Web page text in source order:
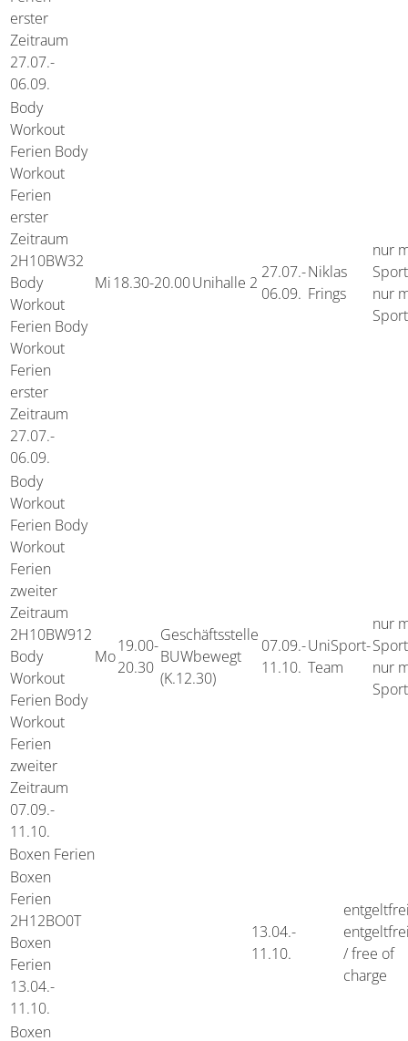
erster
Zeitraum
27.07.-
06.09.
Body
Workout
Ferien Body
Workout
Ferien
erster
Zeitraum
2H10BW32
Body
Workout
Ferien Body
Workout
Ferien
erster
Zeitraum
27.07.-
06.09.
Mi18.30-20.00Unihalle 2
27.07.-
06.09.
Niklas
Frings
nur
nur
Body
Workout
Ferien Body
Workout
Ferien
zweiter
Zeitraum
2H10BW912
Body
Workout
Ferien Body
Workout
Ferien
zweiter
Zeitraum
07.09.-
11.10.
Mo
19.00-
20.30
Geschäftsstelle
BUWbewegt
(K.12.30)
07.09.-
11.10.
UniSport-
Team
nur
nur
Boxen Ferien
Boxen
Ferien
2H12BO0T
Boxen
Ferien
13.04.-
11.10.
13.04.-
11.10.
/ free of
charge
Boxen